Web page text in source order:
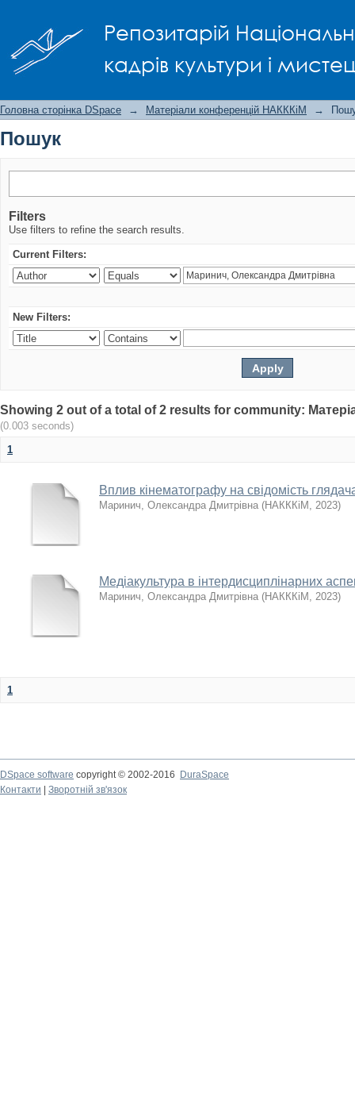
Репозитарій
кадрів культури і
Головна сторінка DSpace → Матеріали конференцій НАКККіМ →
Пошук
Filters
Use filters to refine the search results.
Current Filters:
New Filters:
Showing 2 out of a total of 2 results for community:
(0.003 seconds)
1
Вплив кінематографу на свідомість
Маринич, Олександра Дмитрівна (НАКККіМ , 2023)
Медіакультура в інтердисциплінарних
Маринич, Олександра Дмитрівна (НАКККіМ , 2023)
1
DSpace software copyright © 2002-2016
DuraSpace
Контакти
Зворотній зв'язок